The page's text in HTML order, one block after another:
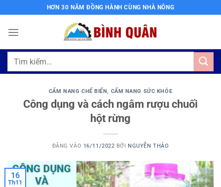
qua
nội
HƠN 30 NĂM ĐỒNG HÀNH CÙNG NHÀ NÔNG
Tìm
CẨM NANG CHẾ BIẾN, CẨM NANG SỨC KHỎE
Công dụng và cách ngâm rượu chuối
hột rừng
ĐĂNG VÀO 16/11/2022 BỞI NGUYỄN THẢO
16
Th11